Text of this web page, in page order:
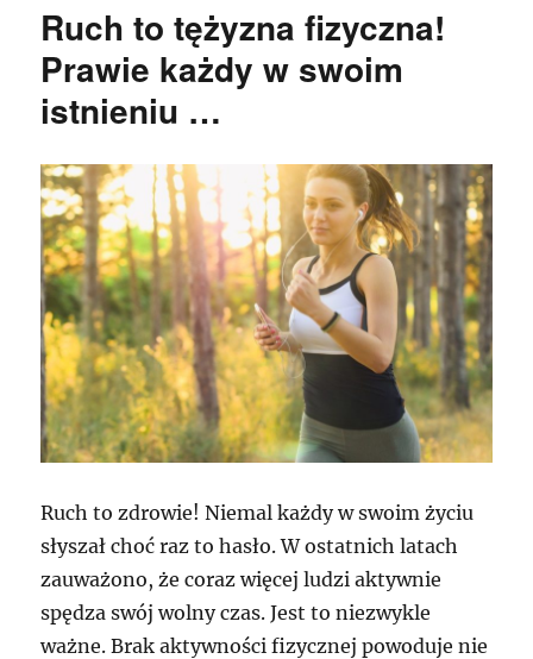
Ruch to tężyzna fizyczna!
Prawie każdy w swoim
istnieniu …
Ruch to zdrowie! Niemal każdy w swoim życiu
słyszał choć raz to hasło. W ostatnich latach
zauważono, że coraz więcej ludzi aktywnie
spędza swój wolny czas. Jest to niezwykle
ważne. Brak aktywności fizycznej powoduje nie